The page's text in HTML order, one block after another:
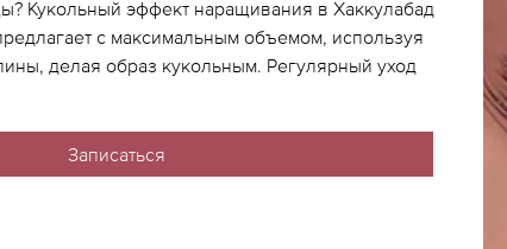
Кукольный эффект наращивания в Хаккулабад
с максимальным объемом, используя
делая образ кукольным. Регулярный уход
Записаться